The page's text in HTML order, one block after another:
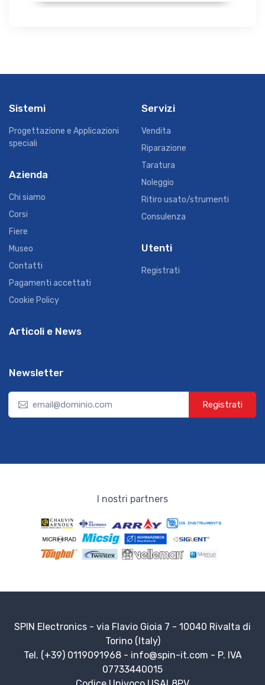
Sistemi
Progettazione e Applicazioni
speciali
Azienda
Chi siamo
Corsi
Fiere
Museo
Contatti
Pagamenti accettati
Cookie Policy
Servizi
Vendita
Riparazione
Taratura
Noleggio
Ritiro usato/strumenti
Consulenza
Utenti
Registrati
Articoli e News
Newsletter
Registrati
I nostri partners
SPIN Electronics - via Flavio Gioia 7 - 10040 Rivalta di
Torino (Italy)
Tel. (+39) 0119091968 - info@spin-it.com - P. IVA
07733440015